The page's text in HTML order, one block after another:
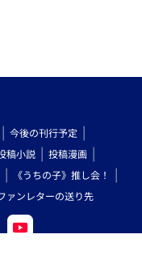
今後の刊行予定
稿小説
投稿漫画
《うちの子》推し会！
ァンレターの送り先